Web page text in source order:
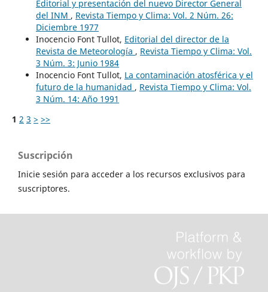
Editorial y presentación del nuevo Director General
del INM , Revista Tiempo y Clima: Vol. 2 Núm. 26:
Diciembre 1977
Inocencio Font Tullot, Editorial del director de la
Revista de Meteorología , Revista Tiempo y Clima: Vol.
3 Núm. 3: Junio 1984
Inocencio Font Tullot, La contaminación atosférica y el
futuro de la humanidad , Revista Tiempo y Clima: Vol.
3 Núm. 14: Año 1991
1 2 3 > >>
Suscripción
Inicie sesión para acceder a los recursos exclusivos para
suscriptores.